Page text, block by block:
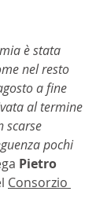
è stata
nel resto
a fine
al termine
scarse
pochi
Pietro
Consorzio